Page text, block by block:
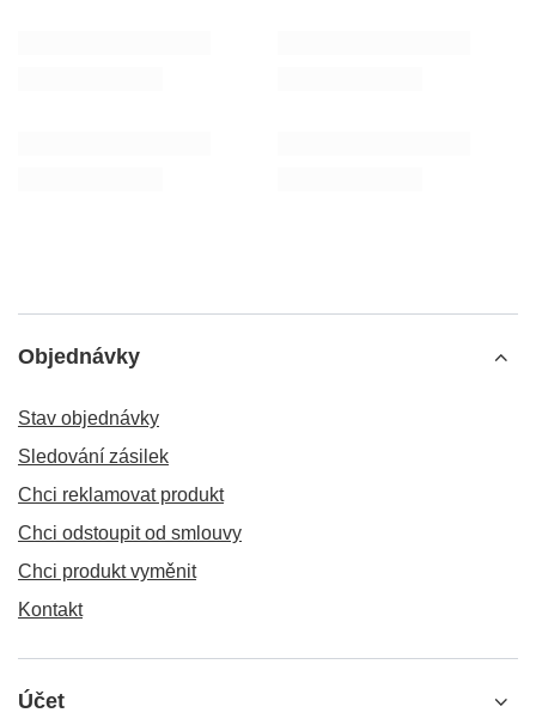
Objednávky
Stav objednávky
Sledování zásilek
Chci reklamovat produkt
Chci odstoupit od smlouvy
Chci produkt vyměnit
Kontakt
Účet